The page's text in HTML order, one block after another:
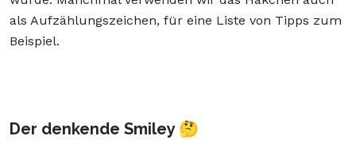
als Aufzählungszeichen, für eine Liste von Tipps zum
Beispiel.
Der denkende Smiley 🤔